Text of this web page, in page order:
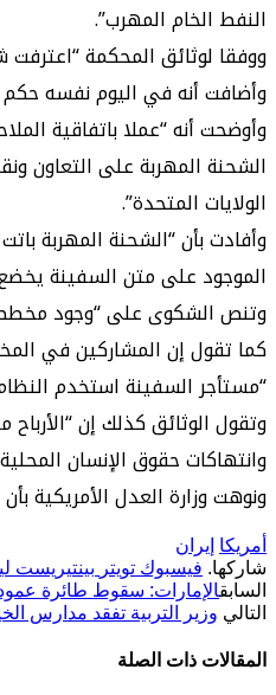
النفط الخام المهرب”.
ووفقا لوثائق المحكمة “اعترفت شركة (سويز راجان) المحدودة في 19 أبريل
وأضافت أنه في اليوم نفسه حكم قاضي
وأوضحت أنه “عملا باتفاقية
الشحنة المهربة على التعاون
الولايات المتحدة”.
وأفادت بأن “الشحنة المهربة
الموجود على متن السفينة يخضع
وتنص الشكوى على “وجود مخطط
كما تقول إن المشاركين في
“مستأجر السفينة استخدم
وتقول الوثائق كذلك إن
وانتهاكات حقوق الإنسان
ونوهت وزارة العدل الأمريكية
أمريكا إيران
شاركها. فيسبوك تويتر بينتيريست
السابقالإمارات: سقوط طائرة
التالي وزير التربية تفقد مدارس
المقالات ذات الصلة